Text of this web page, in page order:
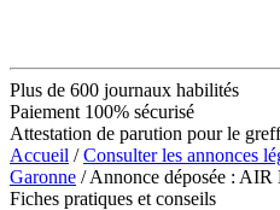
Plus de 600 journaux habilités
Paiement 100% sécurisé
Attestation de parution pour le
Accueil /Consulter les annonces
Garonne / Annonce déposée :
Fiches pratiques et conseils